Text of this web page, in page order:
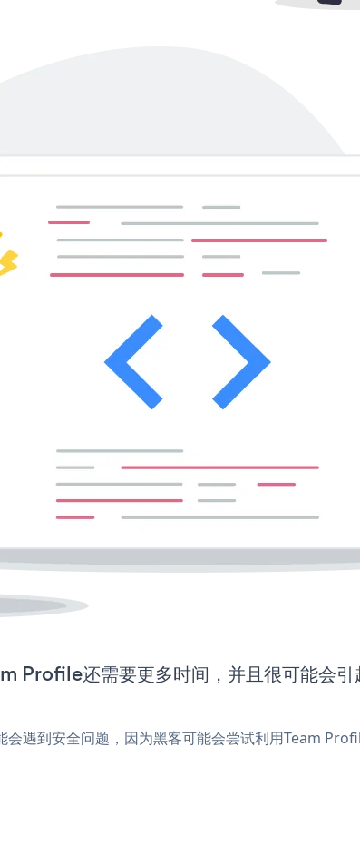
Profile还需要更多时间，并且很可能会引
会遇到安全问题，因为黑客可能会尝试利用Team